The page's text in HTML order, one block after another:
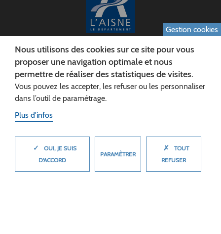
CONSEIL DÉPARTEMENTAL DE L'AISNE
Siège :
Rue Paul Doumer
02013 LAON cedex
Tél. 03 23 24 60 60
Gestion cookies
Nous utilisons des cookies sur ce site pour vous
proposer une navigation optimale et nous
permettre de réaliser des statistiques de visites.
Vous pouvez les accepter, les refuser ou les personnaliser
dans l’outil de paramétrage.
Plus d'infos
✓
OUI, JE SUIS
D'ACCORD
PARAMÈTRER
✗
TOUT
REFUSER
MASQUER